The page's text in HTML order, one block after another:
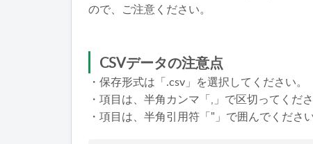
ので、ご注意ください。
CSVデータの注意点
・保存形式は「.csv」を選択してください。
・項目は、半角カンマ「,」で区切ってくださ
・項目は、半角引用符「"」で囲んでくださ